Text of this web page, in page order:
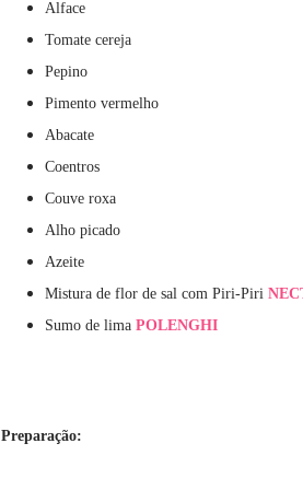
Alface
Tomate cereja
Pepino
Pimento vermelho
Abacate
Coentros
Couve roxa
Alho picado
Azeite
Mistura de flor de sal com Piri-Piri
Sumo de lima POLENGHI
Preparação: